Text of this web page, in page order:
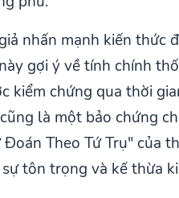
nhấn mạnh kiến thức
gợi ý về tính chính
kiểm chứng qua thời
là một bảo chứng
Theo Tứ Trụ" của
tôn trọng và kế thừa